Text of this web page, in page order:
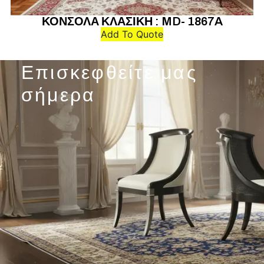
ΚΟΝΣΟΛΑ ΚΛΑΣΙΚΗ : MD- 1867A
Add To Quote
Επισκεφθείτε μας
σήμερα